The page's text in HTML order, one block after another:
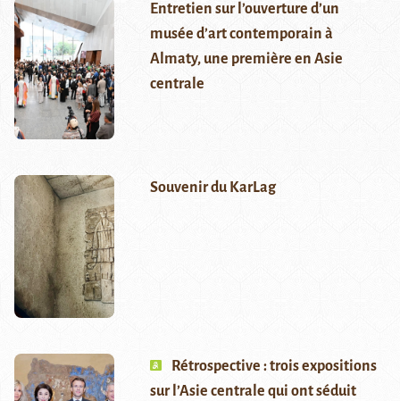
Entretien sur l’ouverture d’un
musée d’art contemporain à
Almaty, une première en Asie
centrale
Souvenir du KarLag
Rétrospective : trois expositions
sur l’Asie centrale qui ont séduit